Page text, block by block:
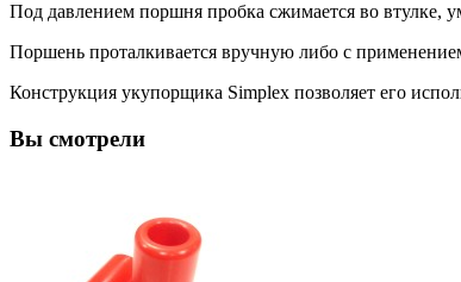
Под давлением поршня пробка сжимается во втулке,
Поршень проталкивается вручную либо с
Конструкция укупорщика Simplex позволяет его
Вы смотрели